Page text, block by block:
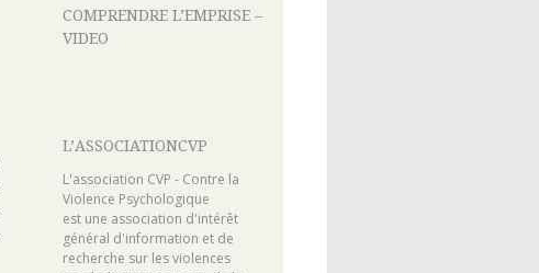
COMPRENDRE L’EMPRISE –
VIDEO
L’ASSOCIATIONCVP
L'association CVP - Contre la
Violence Psychologique
est une association d'intérêt
général d'information et de
recherche sur les violences